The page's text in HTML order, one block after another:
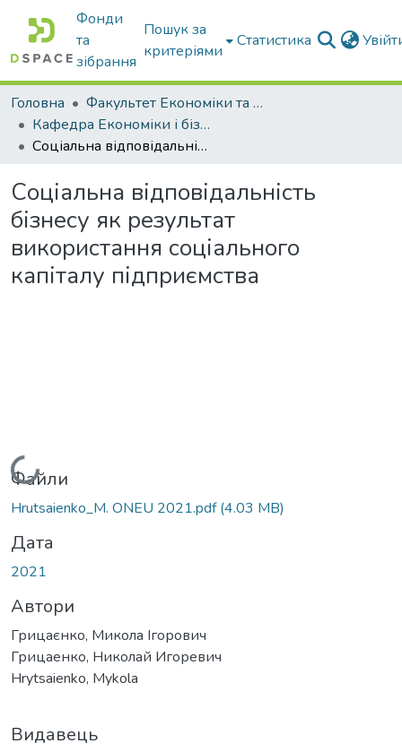
Фонди
та
зібрання
Пошук за
критеріями
Статистика
Головна
Факультет Економіки та бізнесу
Кафедра Економіки і бізнесу
Соціальна відповідальність бізнесу як результат використання соціального капіталу підприємства
Соціальна відповідальність
бізнесу як результат
використання соціального
капіталу підприємства
Вантажиться...
Файли
Hrutsaienko_M. ONEU 2021.pdf(4.03 MB)
Дата
2021
Автори
Грицаєнко, Микола Ігорович
Грицаенко, Николай Игоревич
Hrytsaienko, Mykola
Видавець